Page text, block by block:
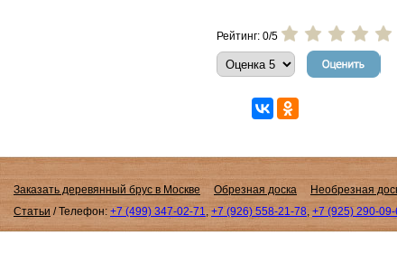
Рейтинг: 0/5
Заказать деревянный брус в Москве Обрезная доска Необрезная
Статьи / Телефон: +7 (499) 347-02-71, +7 (926) 558-21-78, +7 (925) 290-